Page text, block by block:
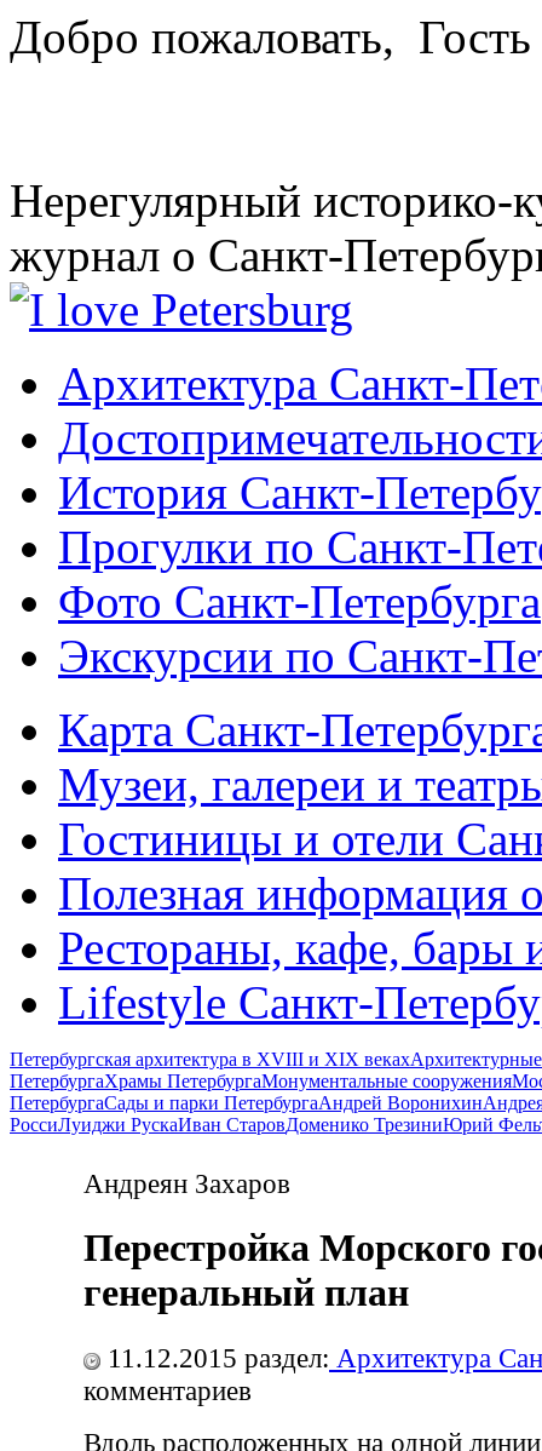
Добро пожаловать, Гость
Нерегулярный историко-
журнал о Санкт-
Архитектура Санкт-
История Санкт-
Прогулки по Санкт-
Фото Санкт-Петербурга
Экскурсии по Санкт-
Карта Санкт-
Музеи, галереи и
Гостиницы и отели
Полезная информация
Рестораны, кафе, бары
Lifestyle Санкт-
Петербургская архитектура в XVIII и XIX веках
ПетербургаХрамы ПетербургаМонументальные сооружения
ПетербургаСады и парки ПетербургаАндрей Воронихин
РоссиЛуиджи РускаИван СтаровДоменико ТрезиниЮрий
Андреян Захаров
Перестройка Морского
генеральный план
11.12.2015 раздел: Архитектура
комментариев
Вдоль расположенных на одной